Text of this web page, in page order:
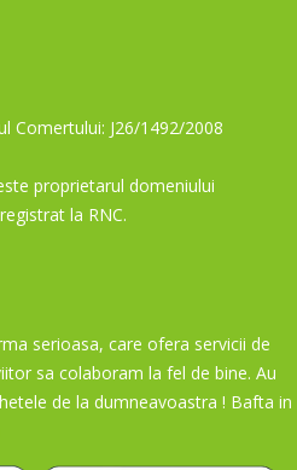
Comertului: J26/1492/2008
proprietarul domeniului
la RNC.
serioasa, care ofera servicii de
sa colaboram la fel de bine. Au
de la dumneavoastra ! Bafta in